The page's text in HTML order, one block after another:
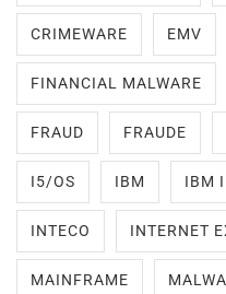
CRIMEWARE EMV
FINANCIAL MALWARE
FRAUD FRAUDE
I5/OS IBM IBM I
INTECO INTERNET
MAINFRAME